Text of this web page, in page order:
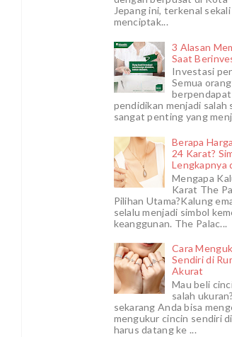
Jepang ini, terkenal
menciptak...
3 Alasan
Saat
Investasi
Semua
pendidikan menjadi salah
sangat penting yang
Berapa
24 Karat?
Lengkapnya
Mengapa
Karat The
Pilihan Utama?Kalung
selalu menjadi simbol
keanggunan. The Palac...
Cara
Sendiri di
Akurat
Mau beli
salah
sekarang Anda bisa
mengukur cincin sendiri
harus datang ke ...